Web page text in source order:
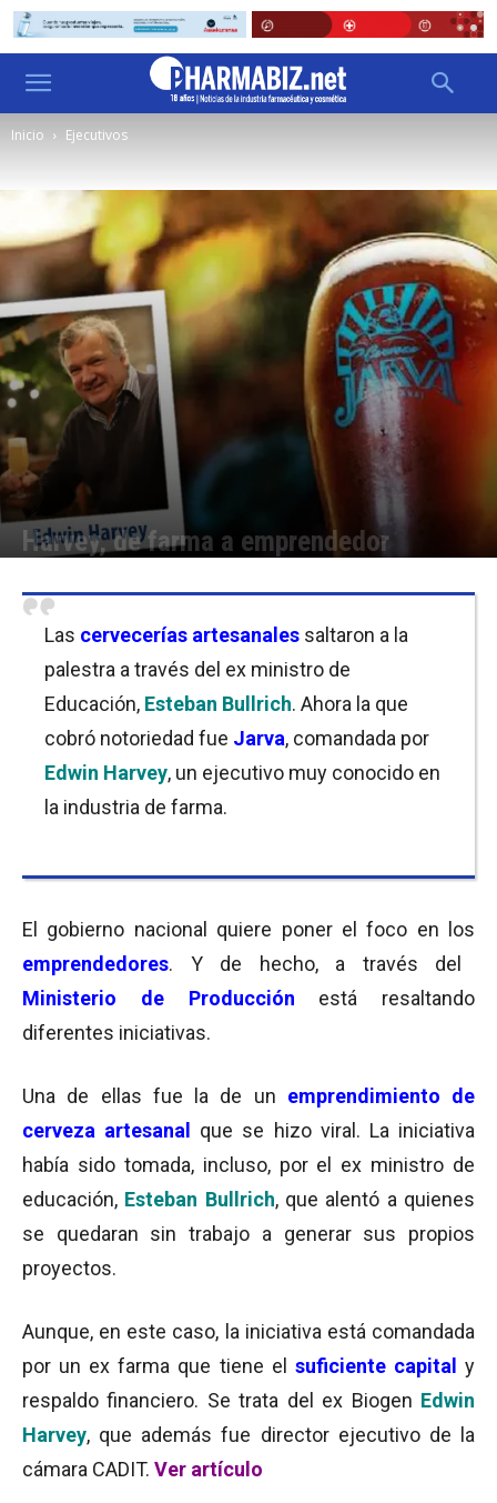
Inicio Ejecutivos
Harvey, de farma a emprendedor
Las cervecerías artesanales saltaron a la
palestra a través del ex ministro de
Educación, Esteban Bullrich. Ahora la que
cobró notoriedad fue Jarva, comandada por
Edwin Harvey, un ejecutivo muy conocido en
la industria de farma.
El gobierno nacional quiere poner el foco en los
emprendedores. Y de hecho, a través del
Ministerio de Producción está resaltando
diferentes iniciativas.
Una de ellas fue la de un emprendimiento de
cerveza artesanal
que se hizo viral. La iniciativa
había sido tomada, incluso, por el ex ministro de
educación, Esteban Bullrich, que alentó a quienes
se quedaran sin trabajo a generar sus propios
proyectos.
Aunque, en este caso, la iniciativa está comandada
por un ex farma que tiene el suficiente capital
y
respaldo financiero. Se trata del ex Biogen Edwin
Harvey, que además fue director ejecutivo de la
cámara CADIT. Ver artículo